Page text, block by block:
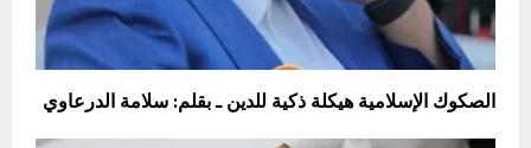
الصكوك الإسلامية هيكلة ذكية للدين ـ بقلم: سلامة الدرعاوي